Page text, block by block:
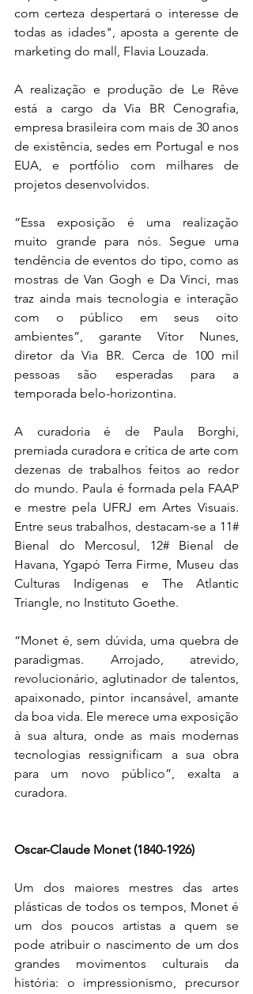
com certeza despertará o interesse de
todas as idades", aposta a gerente de
marketing do mall, Flavia Louzada.
A realização e produção de Le Rêve
está a cargo da Via BR Cenografia,
empresa brasileira com mais de 30 anos
de existência, sedes em Portugal e nos
EUA, e portfólio com milhares de
projetos desenvolvidos.
“Essa exposição é uma realização
muito grande para nós. Segue uma
tendência de eventos do tipo, como as
mostras de Van Gogh e Da Vinci, mas
traz ainda mais tecnologia e interação
com o público em seus oito
ambientes”, garante Vítor Nunes,
diretor da Via BR. Cerca de 100 mil
pessoas são esperadas para a
temporada belo-horizontina.
A curadoria é de Paula Borghi,
premiada curadora e crítica de arte com
dezenas de trabalhos feitos ao redor
do mundo. Paula é formada pela FAAP
e mestre pela UFRJ em Artes Visuais.
Entre seus trabalhos, destacam-se a 11#
Bienal do Mercosul, 12# Bienal de
Havana, Ygapó Terra Firme, Museu das
Culturas Indígenas e The Atlantic
Triangle, no Instituto Goethe.
“Monet é, sem dúvida, uma quebra de
paradigmas. Arrojado, atrevido,
revolucionário, aglutinador de talentos,
apaixonado, pintor incansável, amante
da boa vida. Ele merece uma exposição
à sua altura, onde as mais modernas
tecnologias ressignificam a sua obra
para um novo público”, exalta a
curadora.
Oscar-Claude Monet (1840-1926)
Um dos maiores mestres das artes
plásticas de todos os tempos, Monet é
um dos poucos artistas a quem se
pode atribuir o nascimento de um dos
grandes movimentos culturais da
história: o impressionismo, precursor